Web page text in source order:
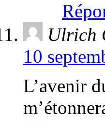
Ulrich
10
L’avenir